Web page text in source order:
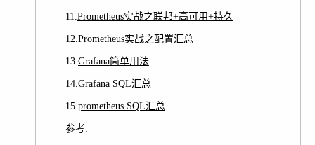
11.Prometheus实战之联邦+高可用+持久
12.Prometheus实战之配置汇总
13.Grafana简单用法
14.Grafana SQL汇总
15.prometheus SQL汇总
参考: